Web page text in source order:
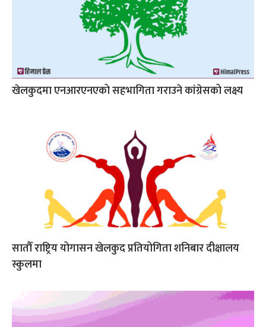
खेलकुदमा एनआरएनएको सहभागिता गराउने कांग्रेसको लक्ष्य
सातौँ राष्ट्रिय योगासन खेलकुद प्रतियोगिता शनिबार दीक्षालय
स्कुलमा